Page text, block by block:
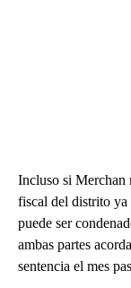
Incluso si Merchan
fiscal del distrito ya
puede ser
ambas partes
sentencia el mes